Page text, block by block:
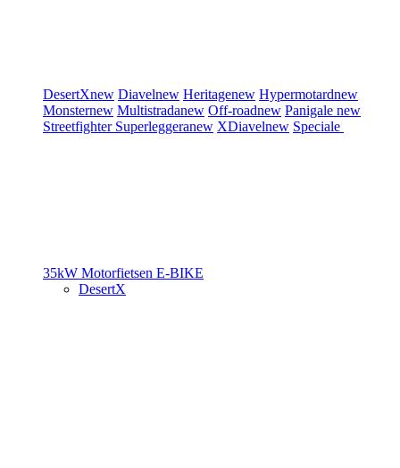
DesertXnew Diavelnew Heritagenew Hypermotardnew
Monsternew Multistradanew Off-roadnew Panigale new
Streetfighter Superleggeranew XDiavelnew Speciale
35kW Motorfietsen E-BIKE
DesertX